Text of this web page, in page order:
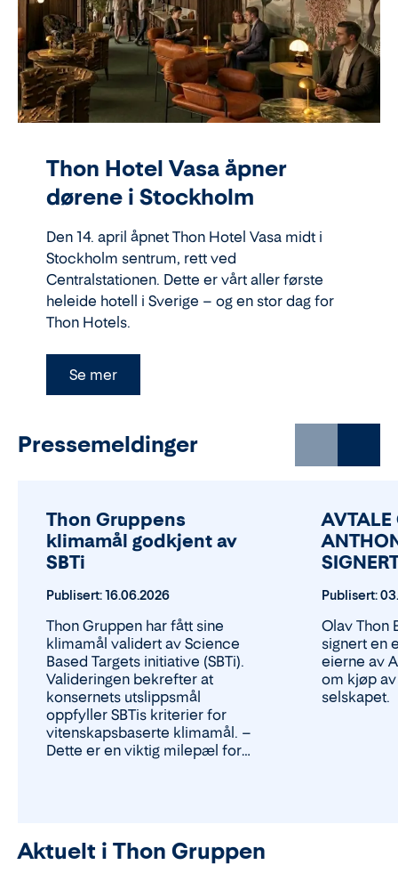
Thon Hotel Vasa åpner
dørene i Stockholm
Den 14. april åpnet Thon Hotel Vasa midt i
Stockholm sentrum, rett ved
Centralstationen. Dette er vårt aller første
heleide hotell i Sverige – og en stor dag for
Thon Hotels.
Se mer
Pressemeldinger
Thon Gruppens
klimamål godkjent av
SBTi
Publisert:16.06.2026
Thon Gruppen har fått sine
klimamål validert av Science
Based Targets initiative (SBTi).
Valideringen bekrefter at
konsernets utslippsmål
oppfyller SBTis kriterier for
vitenskapsbaserte klimamål. –
Dette er en viktig milepæl for
opp mot anerkjente
vitenskapelige kriterier, sier
Publisert:
Olav Thon
signert en
eierne av
om kjøp av
selskapet.
Aktuelt i Thon Gruppen